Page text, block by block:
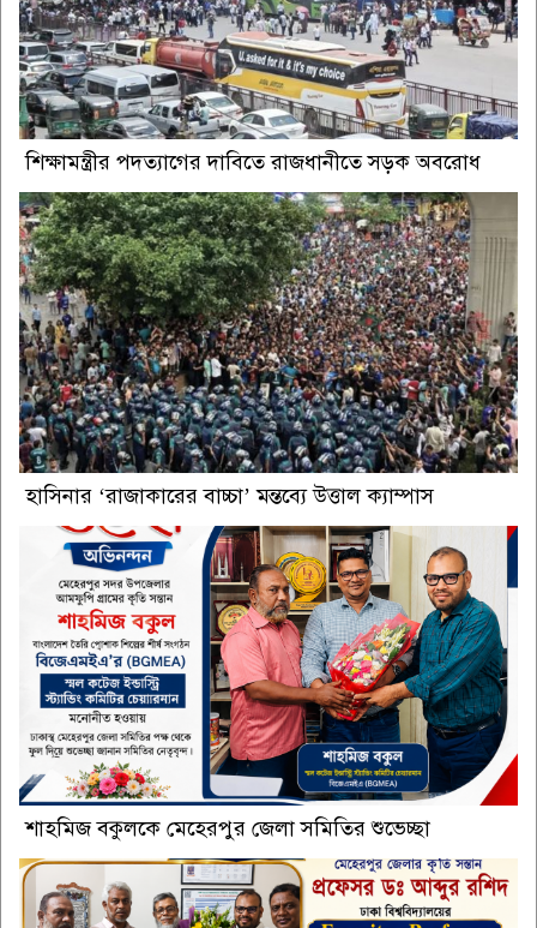
শিক্ষামন্ত্রীর পদত্যাগের দাবিতে রাজধানীতে সড়ক অবরোধ
হাসিনার ‘রাজাকারের বাচ্চা’ মন্তব্যে উত্তাল ক্যাম্পাস
শাহমিজ বকুলকে মেহেরপুর জেলা সমিতির শুভেচ্ছা